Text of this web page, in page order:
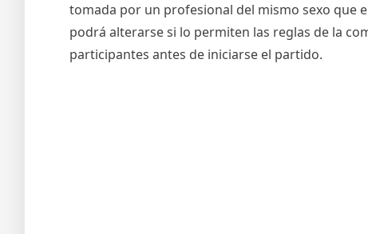
tomada por un profesional del mismo sexo que
podrá alterarse si lo permiten las reglas de la
participantes antes de iniciarse el partido.